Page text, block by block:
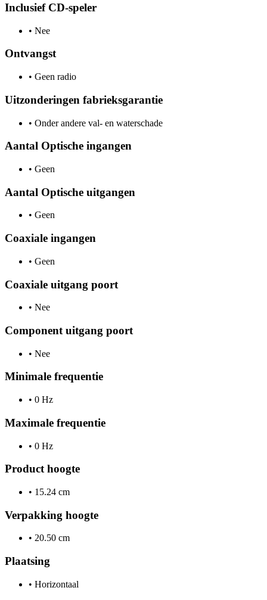
Inclusief CD-speler
• Nee
Ontvangst
• Geen radio
Uitzonderingen fabrieksgarantie
• Onder andere val- en waterschade
Aantal Optische ingangen
• Geen
Aantal Optische uitgangen
• Geen
Coaxiale ingangen
• Geen
Coaxiale uitgang poort
• Nee
Component uitgang poort
• Nee
Minimale frequentie
• 0 Hz
Maximale frequentie
• 0 Hz
Product hoogte
• 15.24 cm
Verpakking hoogte
• 20.50 cm
Plaatsing
• Horizontaal